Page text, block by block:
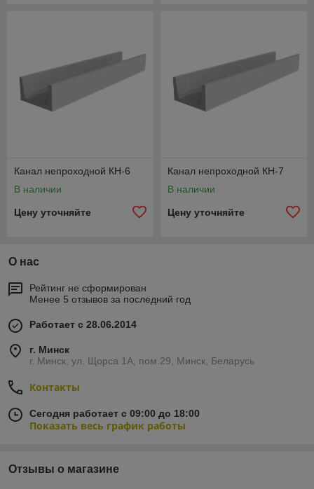
Канал непроходной КН-6
В наличии
Цену уточняйте
Канал непроходной КН-7
В наличии
Цену уточняйте
О нас
Рейтинг не сформирован
Менее 5 отзывов за последний год
Работает с 28.06.2014
г. Минск
г. Минск, ул. Щорса 1А, пом.29, Минск, Беларусь
Контакты
Сегодня работает с 09:00 до 18:00
Показать весь график работы
Отзывы о магазине